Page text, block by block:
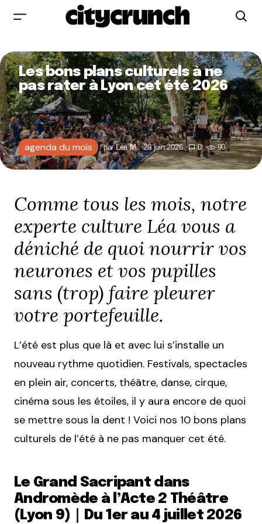
Les bons plans culturels à ne
pas rater à Lyon cet été 2026
agenda du mois par Léa M. 29 juin 2026 0 90
Comme tous les mois, notre
experte culture Léa vous a
déniché de quoi nourrir vos
neurones et vos pupilles
sans (trop) faire pleurer
votre portefeuille.
L’été est plus que là et avec lui s’installe un
nouveau rythme quotidien. Festivals, spectacles
en plein air, concerts, théâtre, danse, cirque,
cinéma sous les étoiles, il y aura encore de quoi
se mettre sous la dent ! Voici nos 10 bons plans
culturels de l’été à ne pas manquer cet été.
Le Grand Sacripant dans
Andromède à l’Acte 2 Théâtre
(Lyon 9)｜Du 1er au 4 juillet 2026